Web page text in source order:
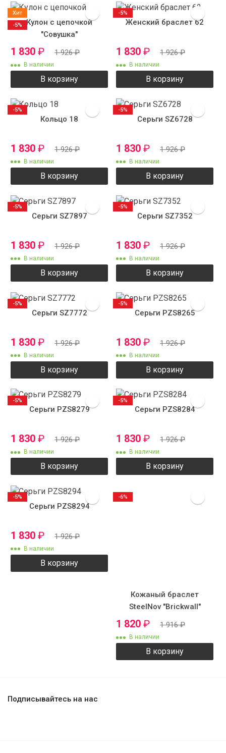
Кулон с цепочкой
"Совушка"
1 830 ₽ 1 926₽
В наличии
В корзину
Хит
-5%
Женский браслет 62
1 830 ₽ 1 926₽
В наличии
В корзину
-5%
Кольцо 18
1 830 ₽ 1 926₽
В наличии
В корзину
-5%
Серьги SZ6728
1 830 ₽ 1 926₽
В наличии
В корзину
-5%
Серьги SZ7897
1 830 ₽ 1 926₽
В наличии
В корзину
-5%
Серьги SZ7352
1 830 ₽ 1 926₽
В наличии
В корзину
-5%
Серьги SZ7772
1 830 ₽ 1 926₽
В наличии
В корзину
-5%
Серьги PZS8265
1 830 ₽ 1 926₽
В наличии
В корзину
-5%
Серьги PZS8279
1 830 ₽ 1 926₽
В наличии
В корзину
-5%
Серьги PZS8284
1 830 ₽ 1 926₽
В наличии
В корзину
-5%
Серьги PZS8294
1 830 ₽ 1 926₽
В наличии
В корзину
-5%
Кожаный браслет
SteelNov "Brickwall"
1 820 ₽ 1 916₽
В наличии
В корзину
-6%
Подписывайтесь на нас